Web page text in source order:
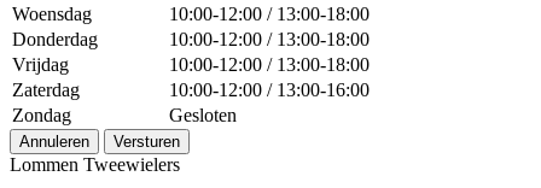
Woensdag
10:00-12:00 / 13:00-18:00
Donderdag
10:00-12:00 / 13:00-18:00
Vrijdag
10:00-12:00 / 13:00-18:00
Zaterdag
10:00-12:00 / 13:00-16:00
Zondag
Gesloten
Annuleren Versturen
Lommen Tweewielers